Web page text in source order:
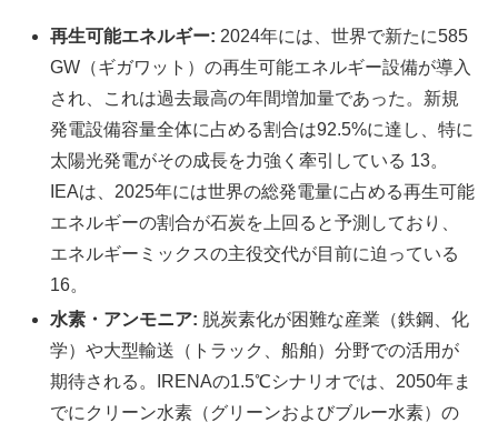
再生可能エネルギー: 2024年には、世界で新たに585
GW（ギガワット）の再生可能エネルギー設備が導入
され、これは過去最高の年間増加量であった。新規
発電設備容量全体に占める割合は92.5%に達し、特に
太陽光発電がその成長を力強く牽引している 13。
IEAは、2025年には世界の総発電量に占める再生可能
エネルギーの割合が石炭を上回ると予測しており、
エネルギーミックスの主役交代が目前に迫っている
16。
水素・アンモニア: 脱炭素化が困難な産業（鉄鋼、化
学）や大型輸送（トラック、船舶）分野での活用が
期待される。IRENAの1.5℃シナリオでは、2050年ま
でにクリーン水素（グリーンおよびブルー水素）の